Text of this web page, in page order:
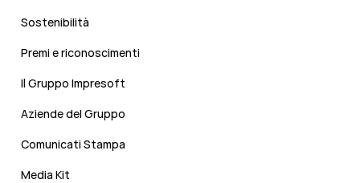
Sostenibilità
Premi e riconoscimenti
Il Gruppo Impresoft
Aziende del Gruppo
Comunicati Stampa
Media Kit